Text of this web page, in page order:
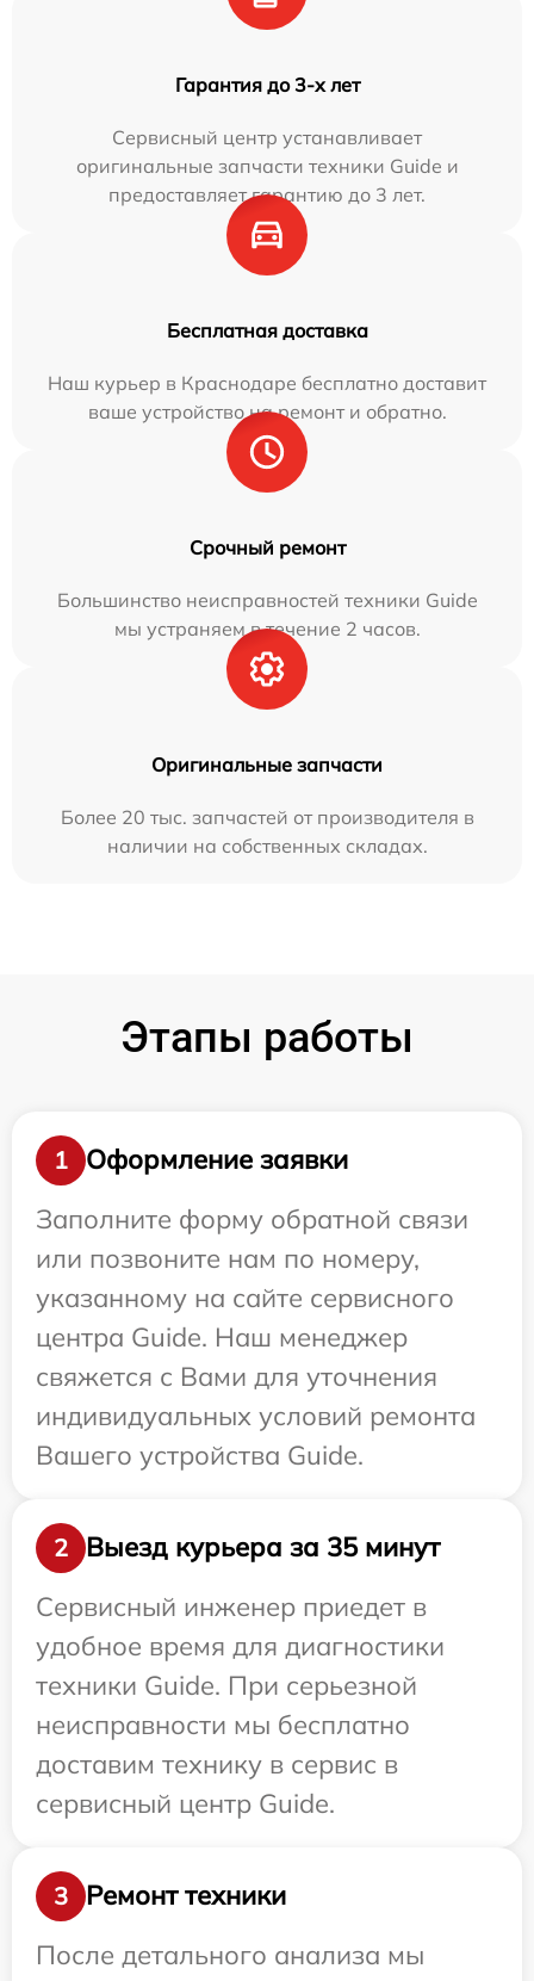
Гарантия до 3-х лет
Сервисный центр устанавливает
оригинальные запчасти техники Guide и
предоставляет гарантию до 3 лет.
Бесплатная доставка
Наш курьер в Краснодаре бесплатно доставит
ваше устройство на ремонт и обратно.
Срочный ремонт
Большинство неисправностей техники Guide
мы устраняем в течение 2 часов.
Оригинальные запчасти
Более 20 тыс. запчастей от производителя в
наличии на собственных складах.
Этапы работы
1
Оформление заявки
Заполните форму обратной связи
или позвоните нам по номеру,
указанному на сайте сервисного
центра Guide. Наш менеджер
свяжется с Вами для уточнения
индивидуальных условий ремонта
Вашего устройства Guide.
2
Выезд курьера за 35 минут
Сервисный инженер приедет в
удобное время для диагностики
техники Guide. При серьезной
неисправности мы бесплатно
доставим технику в сервис в
сервисный центр Guide.
3
Ремонт техники
После детального анализа мы